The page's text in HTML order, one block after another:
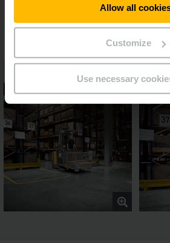
Allow all
Customize
Use necessary